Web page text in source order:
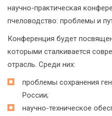
научно-практическая
пчеловодство: проблемы и
Конференция будет
которыми сталкивается
отрасль. Среди них:
проблемы сохранения
России;
научно-техническое